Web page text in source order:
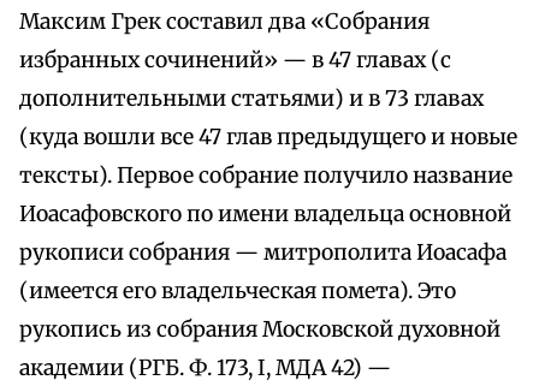
Максим Грек составил два «Собрания
избранных сочинений» — в 47 главах (с
дополнительными статьями) и в 73 главах
(куда вошли все 47 глав предыдущего и новые
тексты). Первое собрание получило название
Иоасафовского по имени владельца основной
рукописи собрания — митрополита Иоасафа
(имеется его владельческая помета). Это
рукопись из собрания Московской духовной
академии (РГБ. Ф. 173, I, МДА 42) —